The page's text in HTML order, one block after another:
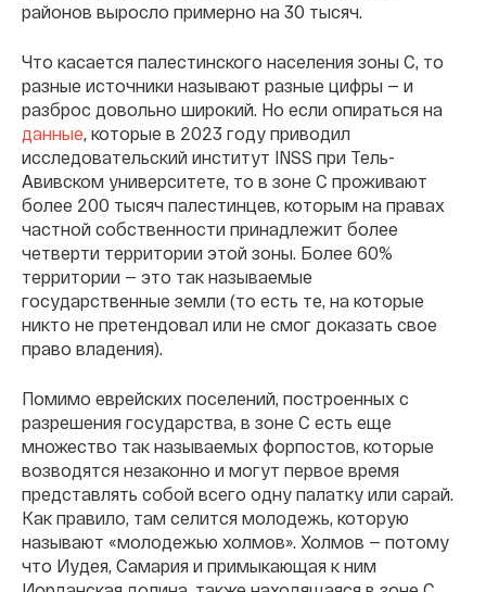
районов выросло примерно на 30 тысяч.
Что касается палестинского населения зоны С, то
разные источники называют разные цифры — и
разброс довольно широкий. Но если опираться на
данные, которые в 2023 году приводил
исследовательский институт INSS при Тель-
Авивском университете, то в зоне С проживают
более 200 тысяч палестинцев, которым на правах
частной собственности принадлежит более
четверти территории этой зоны. Более 60%
территории — это так называемые
государственные земли (то есть те, на которые
никто не претендовал или не смог доказать свое
право владения).
Помимо еврейских поселений, построенных с
разрешения государства, в зоне С есть еще
множество так называемых форпостов, которые
возводятся незаконно и могут первое время
представлять собой всего одну палатку или сарай.
Как правило, там селится молодежь, которую
называют «молодежью холмов». Холмов — потому
что Иудея, Самария и примыкающая к ним